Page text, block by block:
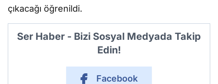
çıkacağı öğrenildi.
Ser Haber - Bizi Sosyal Medyada Takip
Edin!
Facebook